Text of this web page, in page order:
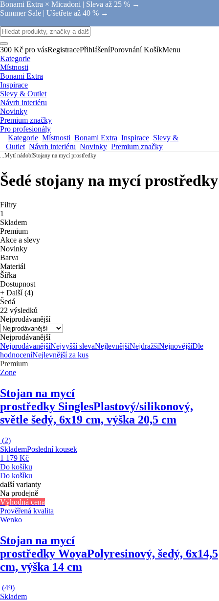
Bonami Extra × Micadoni | Sleva až 25 % →
Summer Sale | Ušetřete až 40 % →
300 Kč pro vásRegistracePřihlášeníPorovnání KošíkMenu
Kategorie
Místnosti
Bonami Extra
Inspirace
Slevy & Outlet
Návrh interiéru
Novinky
Premium značky
Pro profesionály
Kategorie Místnosti Bonami Extra Inspirace Slevy &
Outlet Návrh interiéru Novinky Premium značky
...Mytí nádobíStojany na mycí prostředky
Šedé stojany na mycí prostředky
Filtry
1
Skladem
Premium
Akce a slevy
Novinky
Barva
Materiál
Šířka
Dostupnost
+ Další (4)
Šedá
22 výsledků
Nejprodávanější
Nejprodávanější
NejprodávanějšíNejvyšší slevaNejlevnějšíNejdražšíNejnovějšíDle
hodnoceníNejlevnější za kus
Premium
Zone
Stojan na mycí
prostředky SinglesPlastový/silikonový,
světle šedý, 6x19 cm, výška 20,5 cm
(2)
SklademPoslední kousek
1 179 Kč
Do košíku
Do košíku
další varianty
Na prodejně
Výhodná cena
Prověřená kvalita
Wenko
Stojan na mycí
prostředky WoyaPolyresinový, šedý, 6x14,5
cm, výška 14 cm
(49)
Skladem